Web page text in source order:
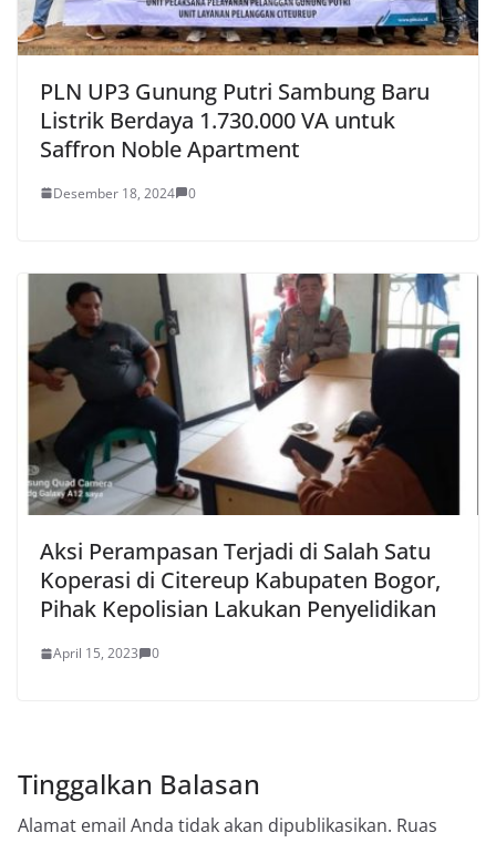
PLN UP3 Gunung Putri Sambung Baru
Listrik Berdaya 1.730.000 VA untuk
Saffron Noble Apartment
Desember 18, 2024 0
Aksi Perampasan Terjadi di Salah Satu
Koperasi di Citereup Kabupaten Bogor,
Pihak Kepolisian Lakukan Penyelidikan
April 15, 2023 0
Tinggalkan Balasan
Alamat email Anda tidak akan dipublikasikan. Ruas